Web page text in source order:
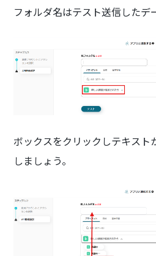
フォルダ名はテスト送信したデ
ボックスをクリックしテキスト
しましょう。